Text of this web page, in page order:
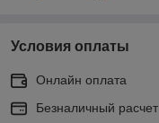
Условия оплаты
Онлайн оплата
Безналичный расчет